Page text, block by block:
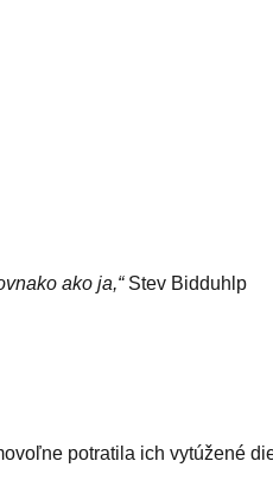
ako ja,“Stev Bidduhlp
potratila ich vytúžené